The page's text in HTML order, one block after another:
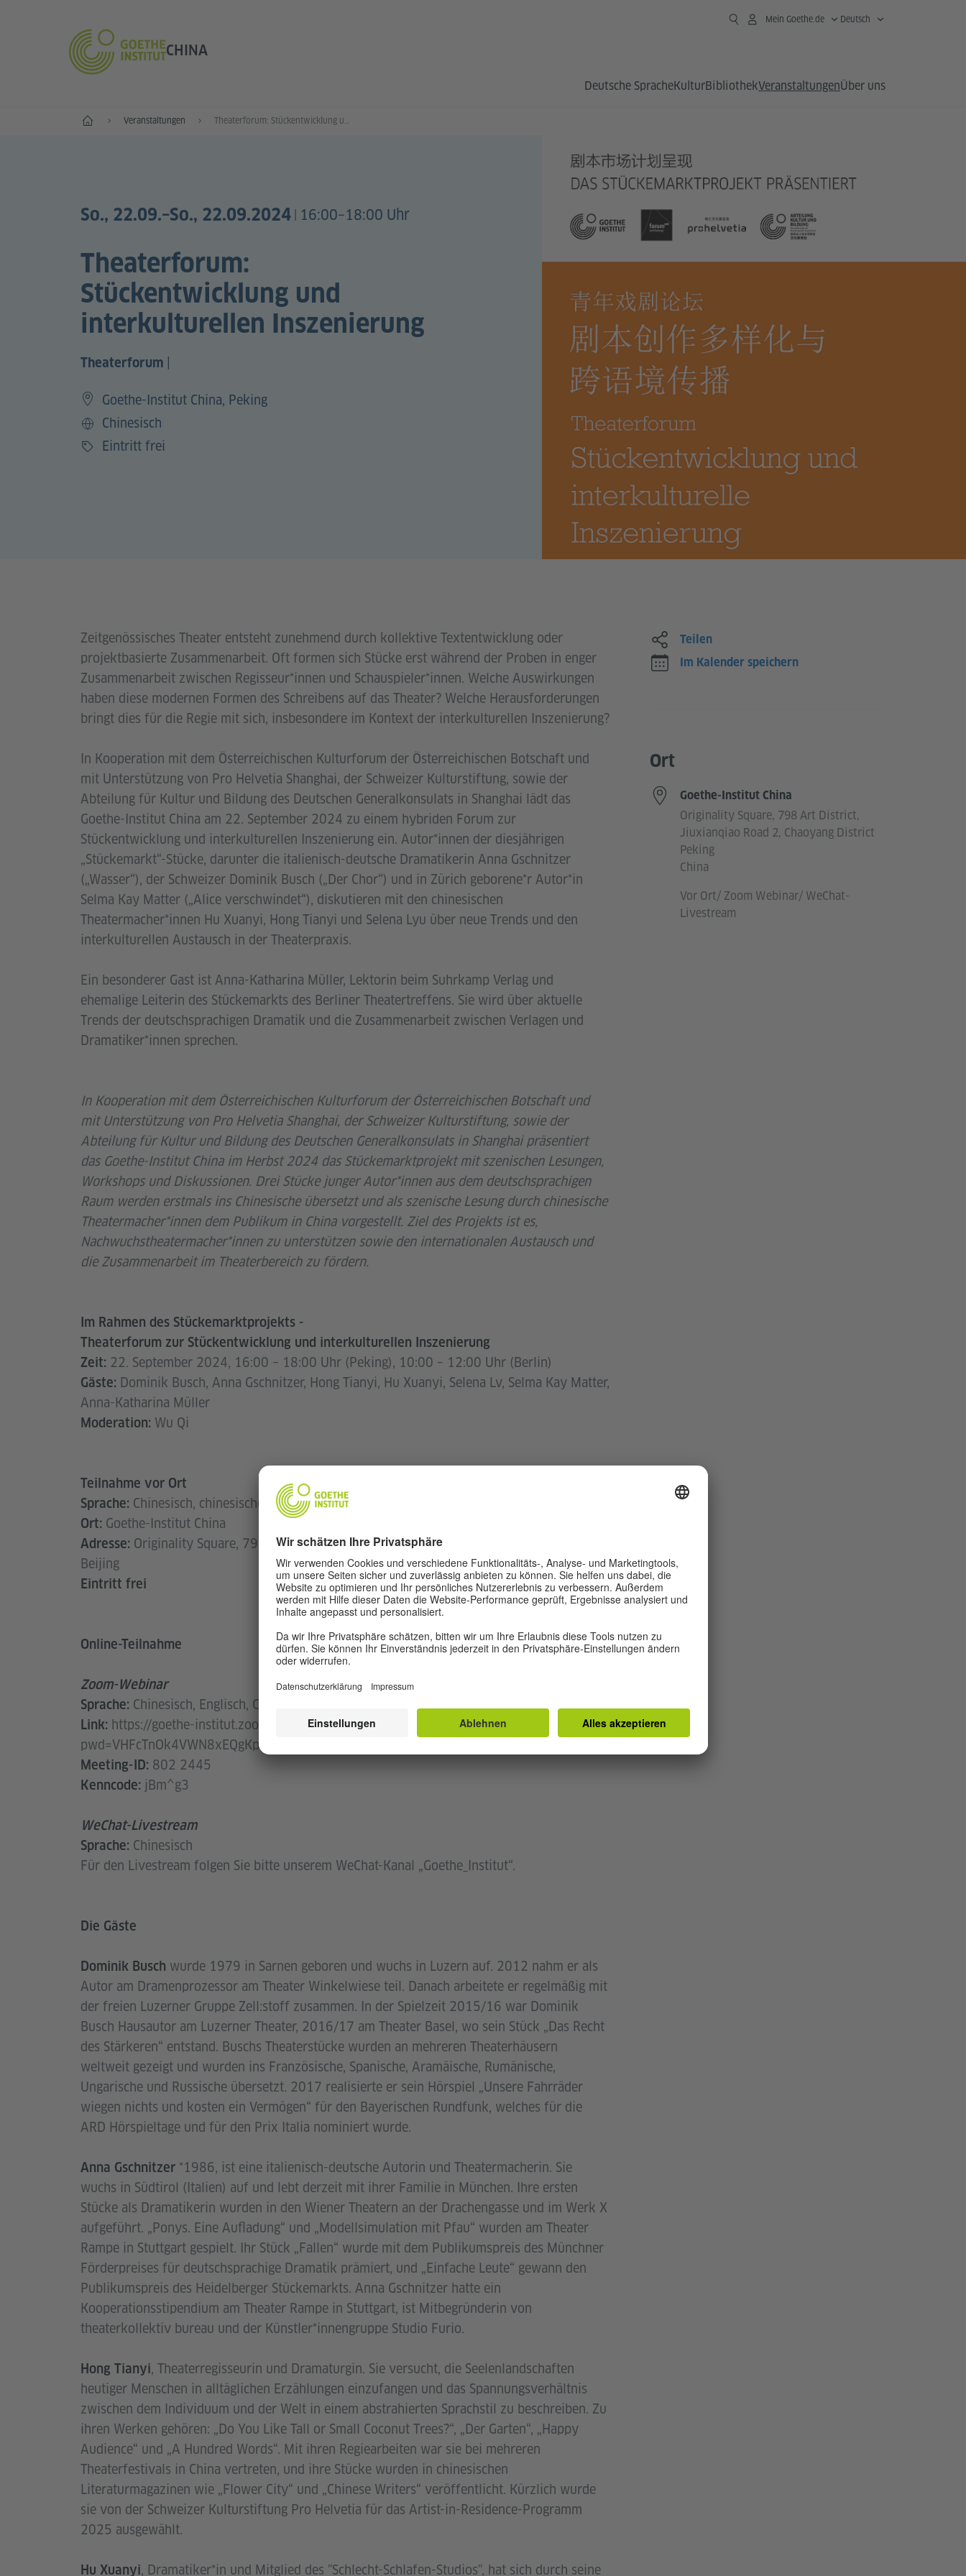
CHINA
Mein Goethe.de Deutsch
Deutsche SpracheKulturBibliothekVeranstaltungenÜber uns
Start Veranstaltungen Theaterforum: Stückentwicklung und interkulturellen Inszenierung
So., 22.09.–So., 22.09.2024 16:00–18:00 Uhr
Theaterforum:
Stückentwicklung und
interkulturellen Inszenierung
Theaterforum
Goethe-Institut China, Peking
Sprache
Chinesisch
Preis
Eintritt frei
Zeitgenössisches Theater entsteht zunehmend durch kollektive Textentwicklung oder
projektbasierte Zusammenarbeit. Oft formen sich Stücke erst während der Proben in enger
Zusammenarbeit zwischen Regisseur*innen und Schauspieler*innen. Welche Auswirkungen
haben diese modernen Formen des Schreibens auf das Theater? Welche Herausforderungen
bringt dies für die Regie mit sich, insbesondere im Kontext der interkulturellen Inszenierung?
In Kooperation mit dem Österreichischen Kulturforum der Österreichischen Botschaft und
mit Unterstützung von Pro Helvetia Shanghai, der Schweizer Kulturstiftung, sowie der
Abteilung für Kultur und Bildung des Deutschen Generalkonsulats in Shanghai lädt das
Goethe-Institut China am 22. September 2024 zu einem hybriden Forum zur
Stückentwicklung und interkulturellen Inszenierung ein. Autor*innen der diesjährigen
„Stückemarkt“-Stücke, darunter die italienisch-deutsche Dramatikerin Anna Gschnitzer
(„Wasser“), der Schweizer Dominik Busch („Der Chor“) und in Zürich geborene*r Autor*in
Selma Kay Matter („Alice verschwindet“), diskutieren mit den chinesischen
Theatermacher*innen Hu Xuanyi, Hong Tianyi und Selena Lyu über neue Trends und den
interkulturellen Austausch in der Theaterpraxis.
Ein besonderer Gast ist Anna-Katharina Müller, Lektorin beim Suhrkamp Verlag und
ehemalige Leiterin des Stückemarkts des Berliner Theatertreffens. Sie wird über aktuelle
Trends der deutschsprachigen Dramatik und die Zusammenarbeit zwischen Verlagen und
Dramatiker*innen sprechen.
In Kooperation mit dem Österreichischen Kulturforum der Österreichischen Botschaft und
mit Unterstützung von Pro Helvetia Shanghai, der Schweizer Kulturstiftung, sowie der
Abteilung für Kultur und Bildung des Deutschen Generalkonsulats in Shanghai präsentiert
das Goethe-Institut China im Herbst 2024 das Stückemarktprojekt mit szenischen Lesungen,
Workshops und Diskussionen. Drei Stücke junger Autor*innen aus dem deutschsprachigen
Raum werden erstmals ins Chinesische übersetzt und als szenische Lesung durch chinesische
Theatermacher*innen dem Publikum in China vorgestellt. Ziel des Projekts ist es,
Nachwuchstheatermacher*innen zu unterstützen sowie den internationalen Austausch und
die Zusammenarbeit im Theaterbereich zu fördern.
Im Rahmen des Stückemarktprojekts -
Theaterforum zur Stückentwicklung und interkulturellen Inszenierung
Zeit: 22. September 2024, 16:00 – 18:00 Uhr (Peking), 10:00 – 12:00 Uhr (Berlin)
Gäste: Dominik Busch, Anna Gschnitzer, Hong Tianyi, Hu Xuanyi, Selena Lv, Selma Kay Matter,
Anna-Katharina Müller
Moderation: Wu Qi
Teilnahme vor Ort
Sprache: Chinesisch, chinesische Übersetzung
Ort: Goethe-Institut China
Adresse: Originality Square, 798 Kunstquartier, No. 2 Jiuxianqiao Road, Chaoyang District,
Beijing
Eintritt frei
Online-Teilnahme
Zoom-Webinar
Sprache: Chinesisch, Englisch, Chinesisch-Englischer Originalton
Link: https://goethe-institut.zoom.us/j/81018022445?
pwd=VHFcTnOk4VWN8xEQgKpvZibWcblHbM.1
Meeting-ID: 802 2445
Kenncode: jBm^g3
WeChat-Livestream
Sprache: Chinesisch
Für den Livestream folgen Sie bitte unserem WeChat-Kanal „Goethe_Institut“.
Die Gäste
Dominik Busch wurde 1979 in Sarnen geboren und wuchs in Luzern auf. 2012 nahm er als
Autor am Dramenprozessor am Theater Winkelwiese teil. Danach arbeitete er regelmäßig mit
der freien Luzerner Gruppe Zell:stoff zusammen. In der Spielzeit 2015/16 war Dominik
Busch Hausautor am Luzerner Theater, 2016/17 am Theater Basel, wo sein Stück „Das Recht
des Stärkeren“ entstand. Buschs Theaterstücke wurden an mehreren Theaterhäusern
weltweit gezeigt und wurden ins Französische, Spanische, Aramäische, Rumänische,
Ungarische und Russische übersetzt. 2017 realisierte er sein Hörspiel „Unsere Fahrräder
wiegen nichts und kosten ein Vermögen“ für den Bayerischen Rundfunk, welches für die
ARD Hörspieltage und für den Prix Italia nominiert wurde.
Anna Gschnitzer *1986, ist eine italienisch-deutsche Autorin und Theatermacherin. Sie
wuchs in Südtirol (Italien) auf und lebt derzeit mit ihrer Familie in München. Ihre ersten
Stücke als Dramatikerin wurden in den Wiener Theatern an der Drachengasse und im Werk X
aufgeführt. „Ponys. Eine Aufladung“ und „Modellsimulation mit Pfau“ wurden am Theater
Rampe in Stuttgart gespielt. Ihr Stück „Fallen“ wurde mit dem Publikumspreis des Münchner
Förderpreises für deutschsprachige Dramatik prämiert, und „Einfache Leute“ gewann den
Publikumspreis des Heidelberger Stückemarkts. Anna Gschnitzer hatte ein
Kooperationsstipendium am Theater Rampe in Stuttgart, ist Mitbegründerin von
theaterkollektiv bureau und der Künstler*innengruppe Studio Furio.
Hong Tianyi, Theaterregisseurin und Dramaturgin. Sie versucht, die Seelenlandschaften
heutiger Menschen in alltäglichen Erzählungen einzufangen und das Spannungsverhältnis
zwischen dem Individuum und der Welt in einem abstrahierten Sprachstil zu beschreiben. Zu
ihren Werken gehören: „Do You Like Tall or Small Coconut Trees?“, „Der Garten“, „Happy
Audience“ und „A Hundred Words“. Mit ihren Regiearbeiten war sie bei mehreren
Theaterfestivals in China vertreten, und ihre Stücke wurden in chinesischen
Literaturmagazinen wie „Flower City“ und „Chinese Writers“ veröffentlicht. Kürzlich wurde
sie von der Schweizer Kulturstiftung Pro Helvetia für das Artist-in-Residence-Programm
2025 ausgewählt.
Hu Xuanyi, Dramatiker*in und Mitglied des "Schlecht-Schlafen-Studios", hat sich durch seine
Teilen
Im Kalender speichern
Ort
Goethe-Institut China
Originality Square, 798 Art District,
Jiuxianqiao Road 2, Chaoyang District
Peking
China
Vor Ort/ Zoom Webinar/ WeChat-
Livestream